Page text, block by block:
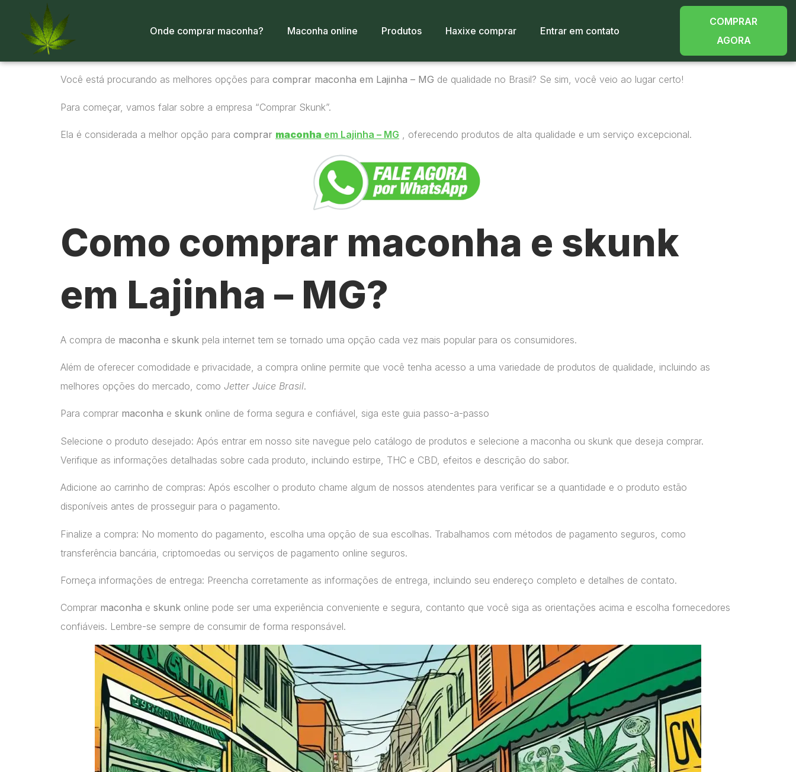
Onde comprar maconha? Maconha online Produtos Haxixe comprar Entrar em contato
COMPRAR
AGORA
Você está procurando as melhores opções para comprar maconha em Lajinha – MG de qualidade no Brasil? Se sim, você veio ao lugar certo!
Para começar, vamos falar sobre a empresa “Comprar Skunk”.
Ela é considerada a melhor opção para comprar maconha em Lajinha – MG , oferecendo produtos de alta qualidade e um serviço excepcional.
Como comprar maconha e skunk
em Lajinha – MG?
A compra de maconha e skunk pela internet tem se tornado uma opção cada vez mais popular para os consumidores.
Além de oferecer comodidade e privacidade, a compra online permite que você tenha acesso a uma variedade de produtos de qualidade, incluindo as
melhores opções do mercado, como Jetter Juice Brasil.
Para comprar maconha e skunk online de forma segura e confiável, siga este guia passo-a-passo
Selecione o produto desejado: Após entrar em nosso site navegue pelo catálogo de produtos e selecione a maconha ou skunk que deseja comprar.
Verifique as informações detalhadas sobre cada produto, incluindo estirpe, THC e CBD, efeitos e descrição do sabor.
Adicione ao carrinho de compras: Após escolher o produto chame algum de nossos atendentes para verificar se a quantidade e o produto estão
disponíveis antes de prosseguir para o pagamento.
Finalize a compra: No momento do pagamento, escolha uma opção de sua escolhas. Trabalhamos com métodos de pagamento seguros, como
transferência bancária, criptomoedas ou serviços de pagamento online seguros.
Forneça informações de entrega: Preencha corretamente as informações de entrega, incluindo seu endereço completo e detalhes de contato.
Comprar maconha e skunk online pode ser uma experiência conveniente e segura, contanto que você siga as orientações acima e escolha fornecedores
confiáveis. Lembre-se sempre de consumir de forma responsável.